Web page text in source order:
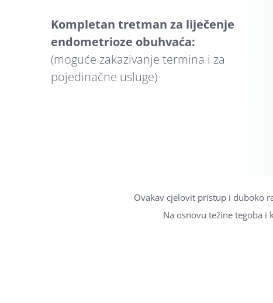
Kompletan tretman za liječenje
endometrioze obuhvaća:
(moguće zakazivanje termina i za
pojedinačne usluge)
Ovakav cjelovit pristup i duboko
Na osnovu težine tegoba